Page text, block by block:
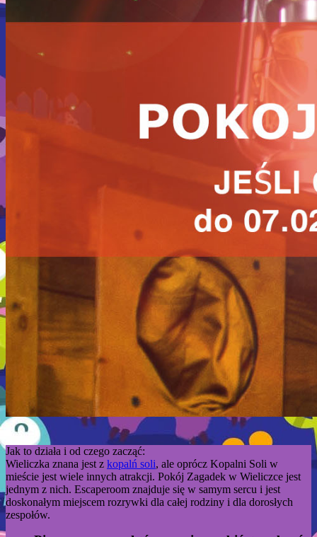
Jak to działa i od czego zacząć:
Wieliczka znana jest z kopalń soli, ale oprócz Kopalni Soli w
mieście jest wiele innych atrakcji. Pokój Zagadek w Wieliczce jest
jednym z nich. Escaperoom znajduje się w samym sercu i jest
doskonałym miejscem rozrywki dla całej rodziny i dla dorosłych
zespołów.